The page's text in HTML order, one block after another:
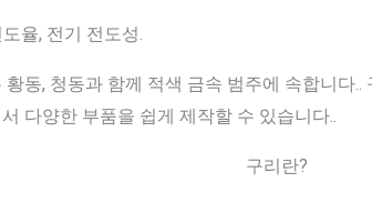
율, 전기 전도성.
황동, 청동과 함께 적색 금속 범주에 속합니다
다양한 부품을 쉽게 제작할 수 있습니다..